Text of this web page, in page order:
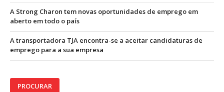
A Strong Charon tem novas oportunidades de emprego em
aberto em todo o país
A transportadora TJA encontra-se a aceitar candidaturas de
emprego para a sua empresa
PROCURAR